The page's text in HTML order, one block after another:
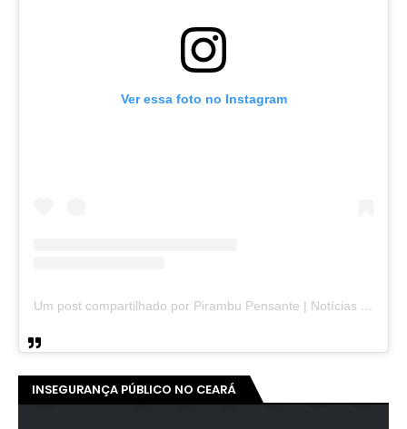
Ver essa foto no Instagram
Um post compartilhado por Pirambu Pensante | Notícias & Entretenimento (@pirambupensante)
INSEGURANÇA PÚBLICO NO CEARÁ